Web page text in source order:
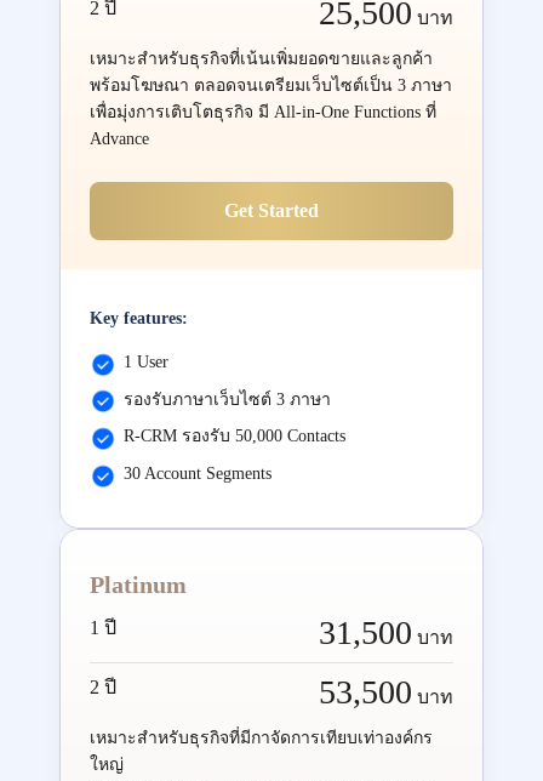
2 ปี 25,500 บาท
เหมาะสำหรับธุรกิจที่เน้นเพิ่มยอดขายและลูกค้า
พร้อมโฆษณา ตลอดจนเตรียมเว็บไซต์เป็น 3 ภาษา
เพื่อมุ่งการเติบโตธุรกิจ มี All-in-One Functions ที่
Advance
Get Started
Key features:
1 User
รองรับภาษาเว็บไซต์ 3 ภาษา
R-CRM รองรับ 50,000 Contacts
30 Account Segments
Platinum
1 ปี 31,500 บาท
2 ปี 53,500 บาท
เหมาะสำหรับธุรกิจที่มีกาจัดการเทียบเท่าองค์กร
ใหญ่